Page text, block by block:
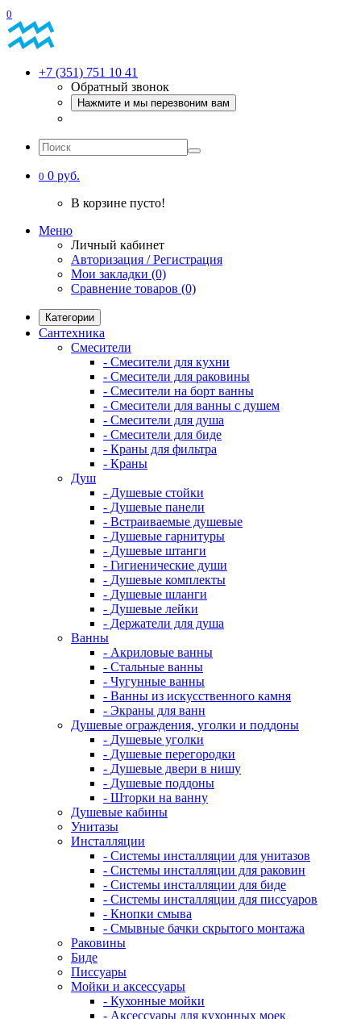
0
+7 (351) 751 10 41
Обратный звонок
Нажмите и мы перезвоним вам
0 0 руб.
В корзине пусто!
Меню
Личный кабинет
Авторизация / Регистрация
Мои закладки (0)
Сравнение товаров (0)
Категории
Сантехника
Смесители
- Смесители для кухни
- Смесители для раковины
- Смесители на борт ванны
- Смесители для ванны с душем
- Смесители для душа
- Смесители для биде
- Краны для фильтра
- Краны
Душ
- Душевые стойки
- Душевые панели
- Встраиваемые душевые
- Душевые гарнитуры
- Душевые штанги
- Гигиенические души
- Душевые комплекты
- Душевые шланги
- Душевые лейки
- Держатели для душа
Ванны
- Акриловые ванны
- Стальные ванны
- Чугунные ванны
- Ванны из искусственного камня
- Экраны для ванн
Душевые ограждения, уголки и поддоны
- Душевые уголки
- Душевые перегородки
- Душевые двери в нишу
- Душевые поддоны
- Шторки на ванну
Душевые кабины
Унитазы
Инсталляции
- Системы инсталляции для унитазов
- Системы инсталляции для раковин
- Системы инсталляции для биде
- Системы инсталляции для писсуаров
- Кнопки смыва
- Смывные бачки скрытого монтажа
Раковины
Биде
Писсуары
Мойки и аксессуары
- Кухонные мойки
- Аксессуары для кухонных моек